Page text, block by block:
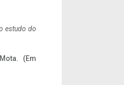
estudo do
(Em